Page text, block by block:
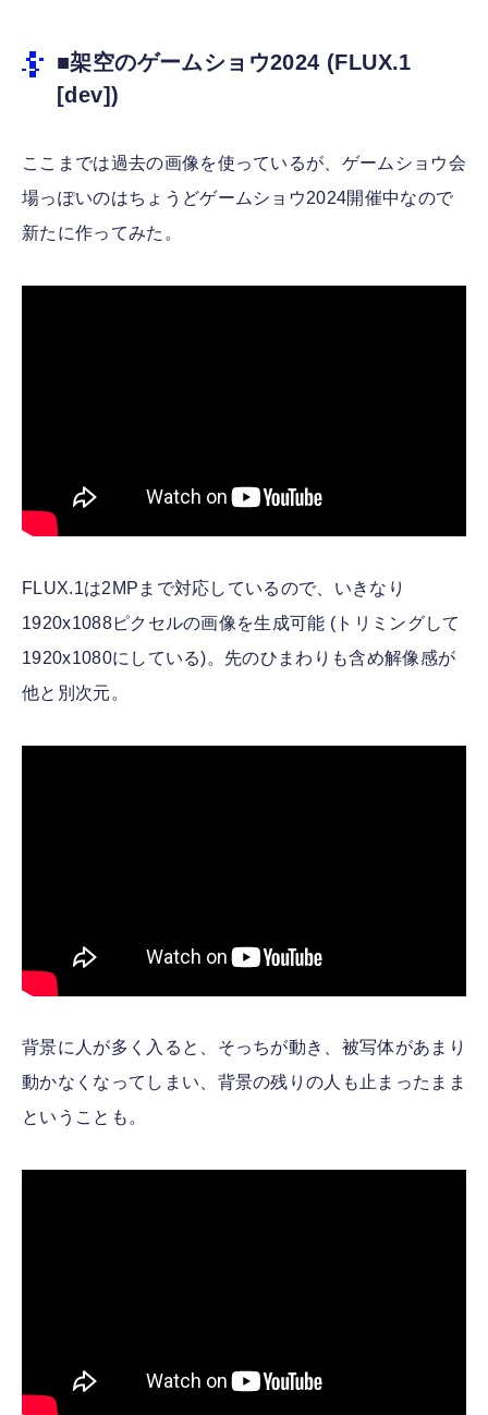
■架空のゲームショウ2024 (FLUX.1
[dev])
ここまでは過去の画像を使っているが、ゲームショウ会
場っぽいのはちょうどゲームショウ2024開催中なので
新たに作ってみた。
FLUX.1は2MPまで対応しているので、いきなり
1920x1088ピクセルの画像を生成可能 (トリミングして
1920x1080にしている)。先のひまわりも含め解像感が
他と別次元。
背景に人が多く入ると、そっちが動き、被写体があまり
動かなくなってしまい、背景の残りの人も止まったまま
ということも。